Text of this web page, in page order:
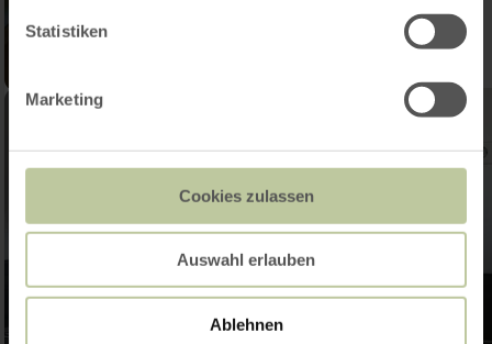
Statistiken
Marketing
Cookies zulassen
Auswahl erlauben
Ablehnen